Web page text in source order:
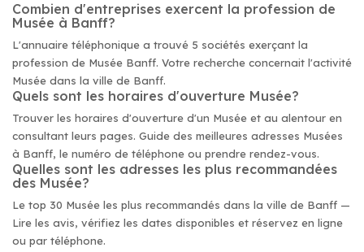
Combien d'entreprises exercent la profession de
Musée à Banff?
L'annuaire téléphonique a trouvé 5 sociétés exerçant la
profession de Musée Banff. Votre recherche concernait l'activité
Musée dans la ville de Banff.
Quels sont les horaires d'ouverture Musée?
Trouver les horaires d'ouverture d'un Musée et au alentour en
consultant leurs pages. Guide des meilleures adresses Musées
à Banff, le numéro de téléphone ou prendre rendez-vous.
Quelles sont les adresses les plus recommandées
des Musée?
Le top 30 Musée les plus recommandés dans la ville de Banff —
Lire les avis, vérifiez les dates disponibles et réservez en ligne
ou par téléphone.